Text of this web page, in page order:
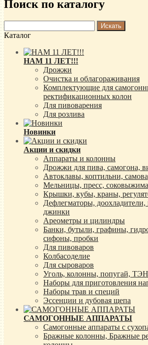
Поиск по каталогу
Каталог
НАМ 11 ЛЕТ!!!
Дрожжи
Очистка и облагораживания
Комплектующие для
ректификационных колон
Для пивоварения
Для розлива
Новинки
Акции и скидки
Аппараты и колонны
Дрожжи для пива, самогона,
Автоклавы, коптильни,
Мельницы, пресс,
Крышки, кубы, краны,
Дефлегматоры,
джинки
Ареометры и цилиндры
Банки, бутыли, графины,
сифоны, пробки
Для пивоваров
Колбасоделие
Для сыроваров
Уголь, колонны, попугай, ТЭН
Наборы для приготовления
Наборы трав и специй
Эссенции и дубовая щепа
САМОГОННЫЕ АППАРАТЫ
Самогонные аппараты с
Бражные колонны, Бражные